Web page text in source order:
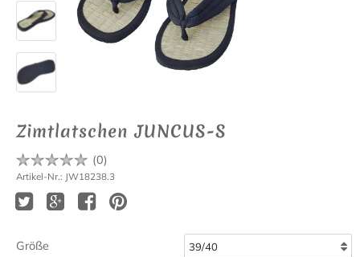
Zimtlatschen JUNCUS-S
(0)
Artikel-Nr.: JW18238.3
Größe